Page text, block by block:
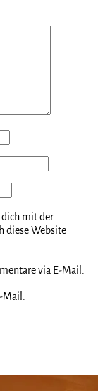
dich mit der
diese Website
via E-Mail.